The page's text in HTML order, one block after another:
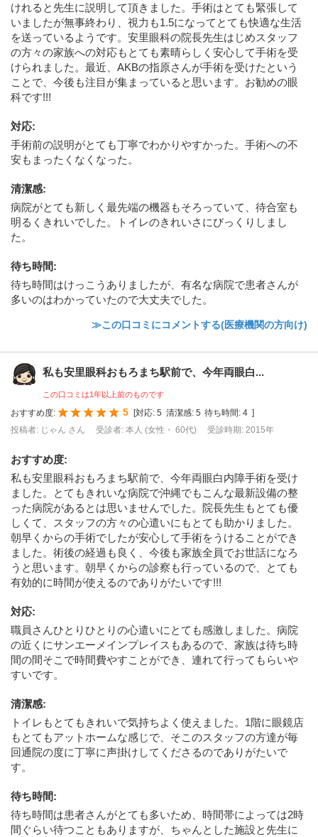
けれると先生に説明して頂きました。手術はとても緊張して
いましたが無事終わり、視力も1.5になってとても快適な生活
を送っているようです。安里眼科の院長先生はじめスタッフ
の方々の家族への対応もとても素晴らしく安心して手術を受
けられました。最近、AKBの指原さんが手術を受けたという
ことで、今後も注目が集まっていると思います。お勧めの眼
科です!!!
対応:
手術前の説明がとても丁寧でわかりやすかった。手術への不
安もまったくなくなった。
清潔感:
病院がとても新しく最先端の機器もそろっていて、待合室も
明るくきれいでした。トイレのきれいさにびっくりしまし
た。
待ち時間:
待ち時間はけっこうありましたが、有名な病院で患者さんが
多いのはわかっていたので大丈夫でした。
≫この口コミにコメントする(医療機関の方向け)
私も安里眼科おもろまち駅前で、今年両眼白...
この口コミは1年以上前のものです
おすすめ度: 5 対応: 5 清潔感: 5 待ち時間: 4
投稿者: じゃん さん
受診者: 本人 (女性・ 60代) 受診時期: 2015年
おすすめ度:
私も安里眼科おもろまち駅前で、今年両眼白内障手術を受け
ました。とてもきれいな病院で沖縄でもこんな最新設備の整
った病院があるとは思いませんでした。院長先生もとても優
しくて、スタッフの方々の心遣いにもとても助かりました。
朝早くからの手術でしたが安心して手術をうけることができ
ました。術後の経過も良く、今後も家族全員でお世話になろ
うと思います。朝早くからの診察も行っているので、とても
有効的に時間が使えるのでありがたいです!!!
対応:
職員さんひとりひとりの心遣いにとても感激しました。病院
の近くにサンエーメインプレイスもあるので、家族は待ち時
間の間そこで時間費やすことができ、連れて行ってもらいや
すいです。
清潔感:
トイレもとてもきれいで気持ちよく使えました。1階に眼鏡店
もとてもアットホームな感じで、そこのスタッフの方達が毎
回通院の度に丁寧に声掛けしてくださるのでありがたいで
す。
待ち時間:
待ち時間は患者さんがとても多いため、時間帯によっては2時
間ぐらい待つこともありますが、ちゃんとした施設と先生に